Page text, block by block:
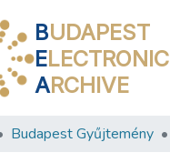
BUDAPEST
ELECTRONIC
ARCHIVE
Budapest Gyűjtemény